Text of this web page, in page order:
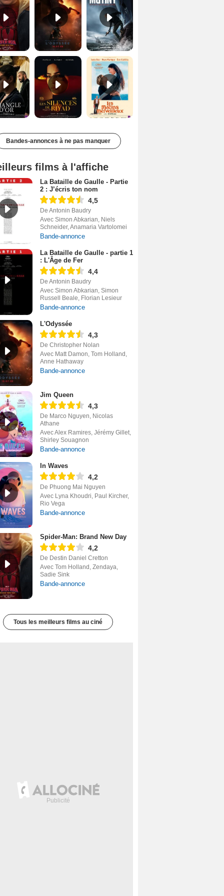
Les Silences de Riyad Bande-annonce VO STFR Les Matins merveilleux Bande-annonce VF
Bandes-annonces à ne pas manquer
films à l'affiche
La Bataille de Gaulle - Partie
2 : J’écris ton nom
4,5
De Antonin Baudry
Avec Simon Abkarian, Niels
Schneider, Anamaria Vartolomei
Bande-annonce
La Bataille de Gaulle - partie 1
: L'Âge de Fer
4,4
De Antonin Baudry
Avec Simon Abkarian, Simon
Russell Beale, Florian Lesieur
Bande-annonce
L'Odyssée
4,3
De Christopher Nolan
Avec Matt Damon, Tom Holland,
Anne Hathaway
Bande-annonce
Jim Queen
4,3
De Marco Nguyen, Nicolas
Athane
Avec Alex Ramires, Jérémy Gillet,
Shirley Souagnon
Bande-annonce
In Waves
4,2
De Phuong Mai Nguyen
Avec Lyna Khoudri, Paul Kircher,
Rio Vega
Bande-annonce
Spider-Man: Brand New Day
4,2
De Destin Daniel Cretton
Avec Tom Holland, Zendaya,
Sadie Sink
Bande-annonce
Tous les meilleurs films au ciné